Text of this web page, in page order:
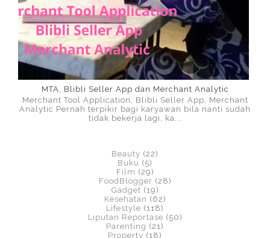
MTA, Blibli Seller App dan Merchant Analytic
Merchant Tool Application, Blibli Seller App, Merchant
Analytic Pernah terpikir bagi karyawan bila nanti sudah
tidak bekerja lagi, ka...
Beauty (22)
Buku (5)
Film (29)
FoodBlogger (28)
Gadget (19)
Kesehatan (62)
Lifestyle (118)
Liputan Reportase (50)
Parenting (21)
Property (18)